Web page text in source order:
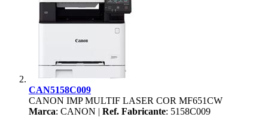
CAN5158C009
CANON IMP MULTIF LASER COR MF651CW
Marca: CANON | Ref. Fabricante: 5158C009